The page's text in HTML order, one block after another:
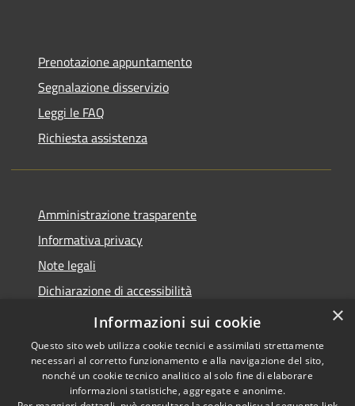
Prenotazione appuntamento
Segnalazione disservizio
Leggi le FAQ
Richiesta assistenza
Amministrazione trasparente
Informativa privacy
Note legali
Dichiarazione di accessibilità
Piano di miglioramento del sito
Copyright © 2026 • Comune di
×
Informazioni sui cookie
Questo sito web utilizza cookie tecnici e assimilati strettamente
necessari al corretto funzionamento e alla navigazione del sito,
nonché un cookie tecnico analitico al solo fine di elaborare
informazioni statistiche, aggregate e anonime.